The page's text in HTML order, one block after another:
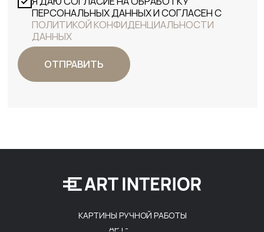
КАРТИНЫ РУЧНОЙ РАБОТЫ
АРТ-